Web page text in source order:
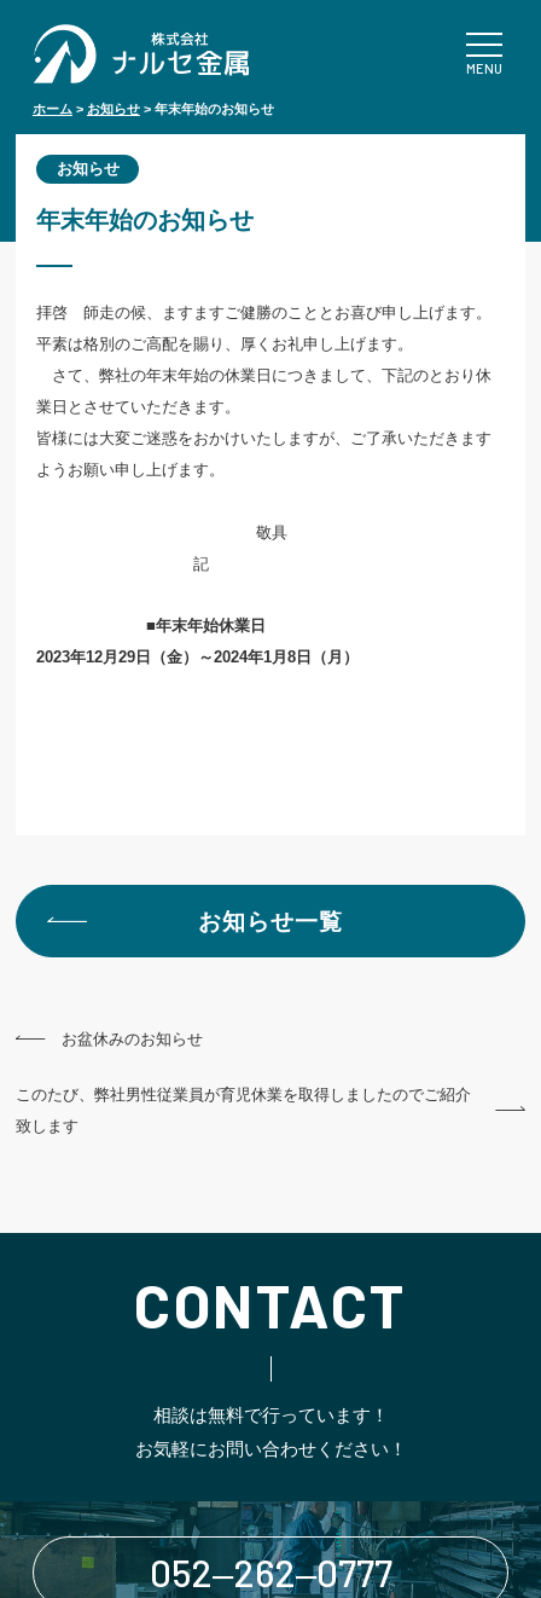
ホーム > お知らせ> 年末年始のお知らせ
お知らせ
年末年始のお知らせ
拝啓 師走の候、ますますご健勝のこととお喜び申し上げます。
平素は格別のご高配を賜り、厚くお礼申し上げます。
さて、弊社の年末年始の休業日につきまして、下記のとおり休
業日とさせていただきます。
皆様には大変ご迷惑をおかけいたしますが、ご了承いただきます
ようお願い申し上げます。
敬具
記
■年末年始休業日
2023年12月29日（金）～2024年1月8日（月）
お知らせ一覧
お盆休みのお知らせ
このたび、弊社男性従業員が育児休業を取得しましたのでご紹介
致します
CONTACT
相談は無料で行っています！
お気軽にお問い合わせください！
052‒262‒0777